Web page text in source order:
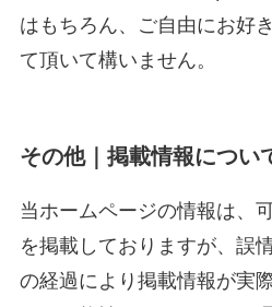
はもちろん、ご自由にお好
て頂いて構いません。
その他｜掲載情報につい
当ホームページの情報は、
を掲載しておりますが、誤
の経過により掲載情報が実